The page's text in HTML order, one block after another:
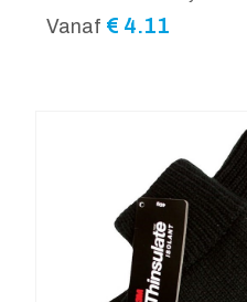
Vanaf € 4.11